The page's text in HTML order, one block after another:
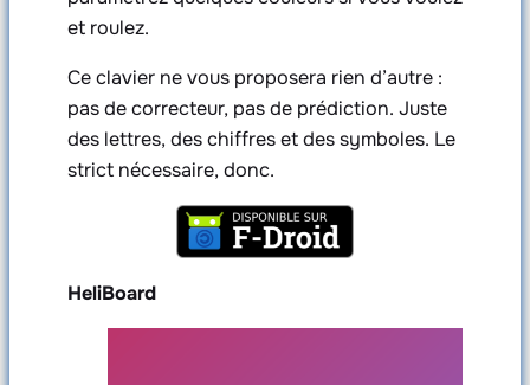
et roulez.
Ce clavier ne vous proposera rien d’autre :
pas de correcteur, pas de prédiction. Juste
des lettres, des chiffres et des symboles. Le
strict nécessaire, donc.
HeliBoard